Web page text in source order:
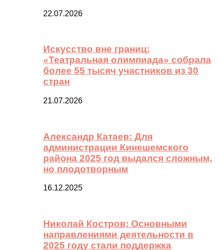
22.07.2026
Искусство вне границ:
«Театральная олимпиада» собрала
более 55 тысяч участников из 30
стран
21.07.2026
Александр Катаев: Для
администрации Кинешемского
района 2025 год выдался сложным,
но плодотворным
16.12.2025
Николай Костров: Основными
направлениями деятельности в
2025 году стали поддержка